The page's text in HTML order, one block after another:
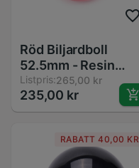
Röd Biljardboll
52.5mm - Resin
Snooker
Träningsboll
Listpris:265,00 kr
235,00 kr
RABATT 40,00 KR